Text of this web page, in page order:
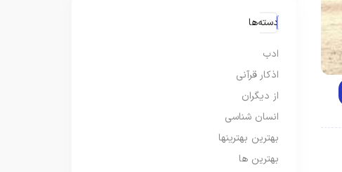
دسته‌ها
ادب
اذکار قرآنی
از دیگران
انسان شناسی
بهترین بهترینها
بهترین ها